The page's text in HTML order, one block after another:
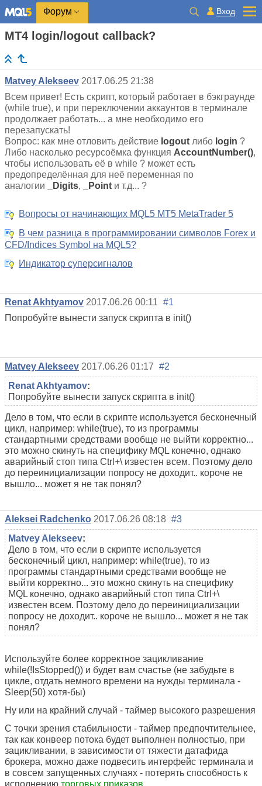
Форум Вход
MT4 login/logout callback?
Matvey Alekseev 2017.06.25 21:38
Всем привет! Есть скрипт, который работает в бэкграунде
(while true), и при переключении аккаунтов в терминале
продолжает работать... а мне необходимо его
перезапускать!
Вопрос: как мне отловить действие logout либо login ?
Либо насколько ресурсоёмка функция AccountNumber(),
чтобы использовать её в while ? может есть
предопределённая для неё переменная по
аналогии
_Digits, _Point и т.д... ?
Вопросы от начинающих MQL5 MT5 MetaTrader 5
В чем разница в программировании символов Forex и
CFD/Indices Symbol на MQL5?
Индикатор суперсигналов
Renat Akhtyamov 2017.06.26 00:11 #1
Попробуйте вынести запуcк скрипта в init()
Matvey Alekseev 2017.06.26 01:17 #2
Renat Akhtyamov:
Попробуйте вынести запуcк скрипта в init()
Дело в том, что если в скрипте используется бесконечный
цикл, например: while(true), то из программы
стандартными средствами вообще не выйти корректно...
это можно скинуть на специфику MQL конечно, однако
аварийный стоп типа Ctrl+\ известен всем. Поэтому дело
до переинициализации попросу не доходит.. короче не
вышло... может я не так понял?
Aleksei Radchenko 2017.06.26 08:18 #3
Matvey Alekseev:
Дело в том, что если в скрипте используется
бесконечный цикл, например: while(true), то из
программы стандартными средствами вообще не
выйти корректно... это можно скинуть на специфику
MQL конечно, однако аварийный стоп типа Ctrl+\
известен всем. Поэтому дело до переинициализации
попросу не доходит.. короче не вышло... может я не так
понял?
Используйте более корректное зацикливание
while(!IsStopped()) и будет вам счастье (не забудьте в
цикле, отдать немного времени на нужды терминала -
Sleep(50) хотя-бы)
Ну или на крайний случай - таймер высокого разрешения
С точки зрения стабильности - таймер предпочтительнее,
так как конвеер потока будет выполнен полностью, при
зацикливании, в зависимости от тяжести датафида
брокера, можно даже подвесить интерфейс терминала и
в совсем запущенных случаях - потерять способность к
исполнению торговых приказов